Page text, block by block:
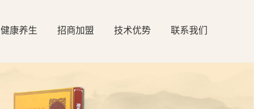
健康养生 招商加盟 技术优势 联系我们